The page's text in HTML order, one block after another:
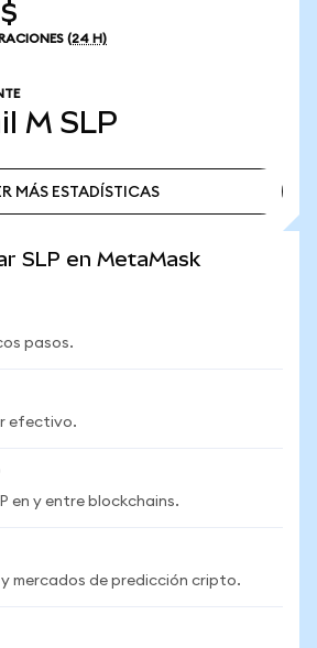
(24 H)
M SLP
MÁS ESTADÍSTICAS
SLP en MetaMask
pasos.
efectivo.
en y entre blockchains.
y mercados de predicción cripto.